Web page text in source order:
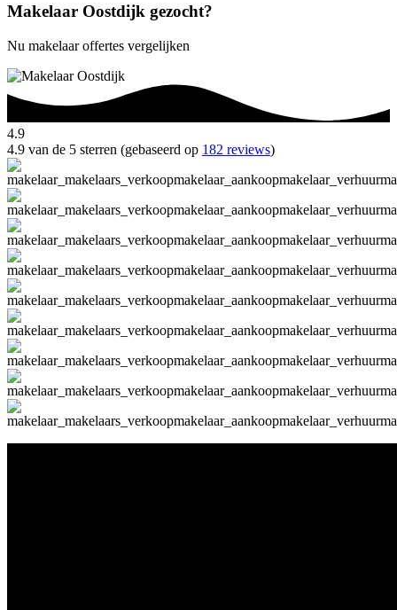
Makelaar Oostdijk gezocht?
Nu makelaar offertes vergelijken
4.9
4.9 van de 5 sterren (gebaseerd op 182 reviews)